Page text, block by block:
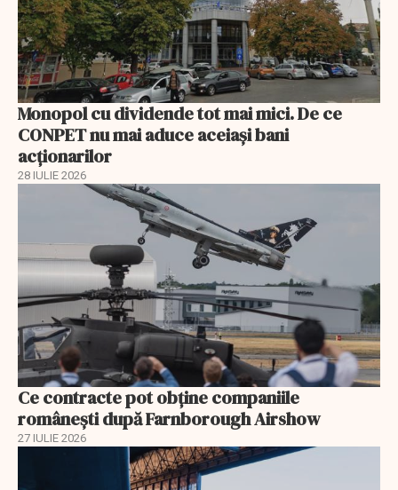
Monopol cu dividende tot mai mici. De ce
CONPET nu mai aduce aceiași bani
acționarilor
28 IULIE 2026
Ce contracte pot obține companiile
românești după Farnborough Airshow
27 IULIE 2026